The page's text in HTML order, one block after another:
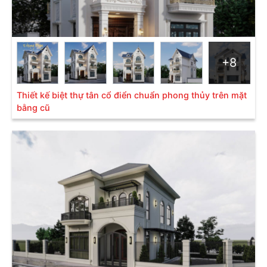
có đủ không gian sinh hoạt riêng tư. Đặc biệt, phong
cách tân cổ điển này vẫn giữ được tính đối xứng
trong thiết kế.
Biệt thự 3 tầng theo lối hoàng gia được cách tân sang trọng
Màu sắc vàng nhạt là tông màu chủ đạo tạo nên sự
đẳng cấp theo lối hoàng gia. Các chi tiết chạm nổi
+8
Thiết kế biệt thự tân cổ điển chuẩn phong thủy trên mặt
bằng cũ